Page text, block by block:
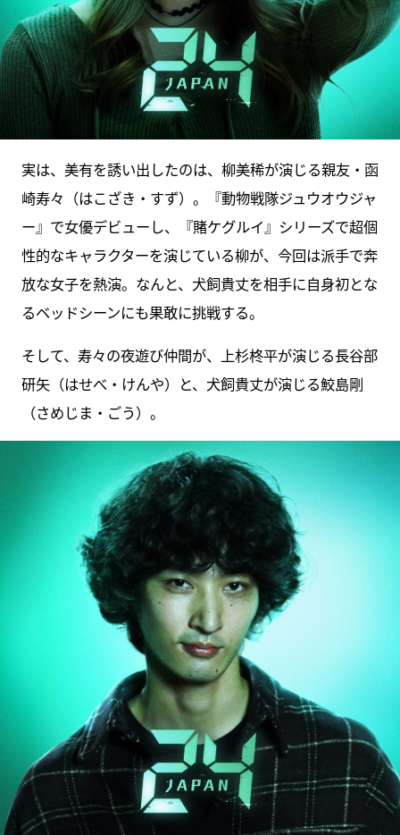
実は、美有を誘い出したのは、柳美稀が演じる親友・函
崎寿々（はこざき・すず）。『動物戦隊ジュウオウジャ
ー』で女優デビューし、『賭ケグルイ』シリーズで超個
性的なキャラクターを演じている柳が、今回は派手で奔
放な女子を熱演。なんと、犬飼貴丈を相手に自身初とな
るベッドシーンにも果敢に挑戦する。
そして、寿々の夜遊び仲間が、上杉柊平が演じる長谷部
研矢（はせべ・けんや）と、犬飼貴丈が演じる鮫島剛
（さめじま・ごう）。